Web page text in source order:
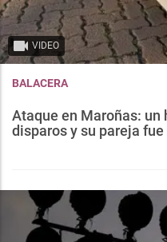
VIDEO
BALACERA
Ataque en Maroñas:
disparos y su pareja